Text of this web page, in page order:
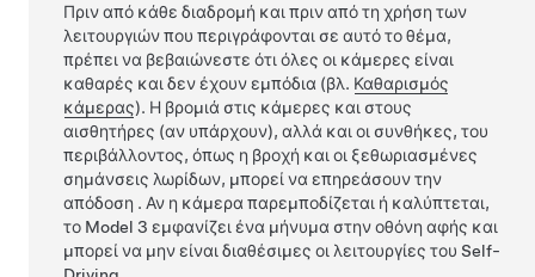
Πριν από κάθε διαδρομή και πριν από τη χρήση των
λειτουργιών που περιγράφονται σε αυτό το θέμα,
πρέπει να βεβαιώνεστε ότι όλες οι κάμερες είναι
καθαρές και δεν έχουν εμπόδια (βλ. Καθαρισμός
κάμερας). Η βρομιά στις κάμερες και στους
αισθητήρες (αν υπάρχουν), αλλά και οι συνθήκες, του
περιβάλλοντος, όπως η βροχή και οι ξεθωριασμένες
σημάνσεις λωρίδων, μπορεί να επηρεάσουν την
απόδοση . Αν η κάμερα παρεμποδίζεται ή καλύπτεται,
το Model 3 εμφανίζει ένα μήνυμα στηνοθόνη αφής και
μπορεί να μην είναι διαθέσιμες οι λειτουργίες τουSelf-